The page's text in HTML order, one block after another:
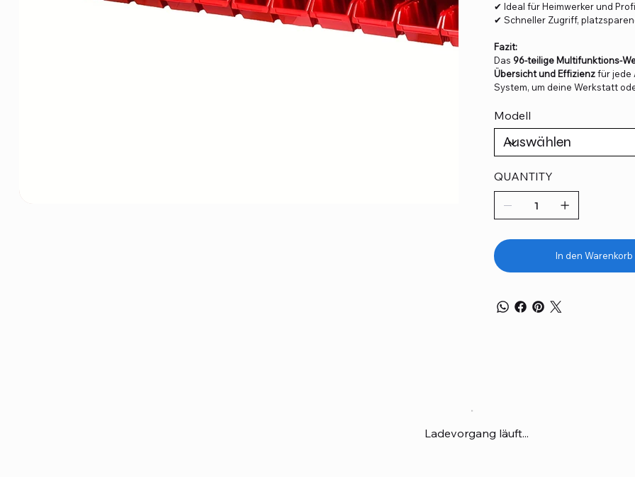
✔ Ideal für Heimwerker und
✔ Schneller Zugriff,
Fazit:
Das 96-teilige Multifunktions-
Übersicht und Effizienzfür jede
System, um deine Werkstatt
Modell
QUANTITY
In den Warenkorb
Ladevorgang läuft...